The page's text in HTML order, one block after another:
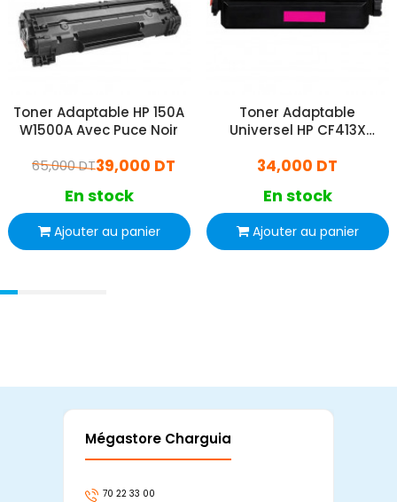
Toner Adaptable HP 150A
W1500A Avec Puce Noir
39,000 DT
65,000 DT
En stock
Ajouter au panier
Toner Adaptable
Universel HP CF413X
34,000 DT
En stock
Ajouter au panier
Mégastore Charguia
70 22 33 00